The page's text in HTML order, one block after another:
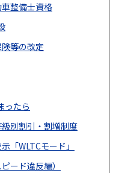
車整備士資格
等の改定
ったら
別割引・割増制度
「WLTCモード」
ード違反編）